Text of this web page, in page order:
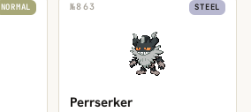
NORMAL №863 STEEL
Perrserker